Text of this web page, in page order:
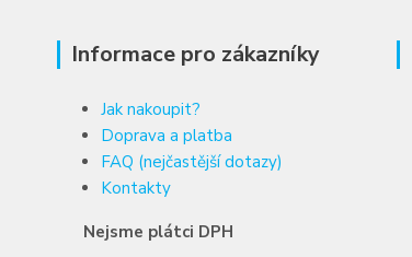
Informace pro zákazníky
Jak nakoupit?
Doprava a platba
FAQ (nejčastější dotazy)
Kontakty
Nejsme plátci DPH